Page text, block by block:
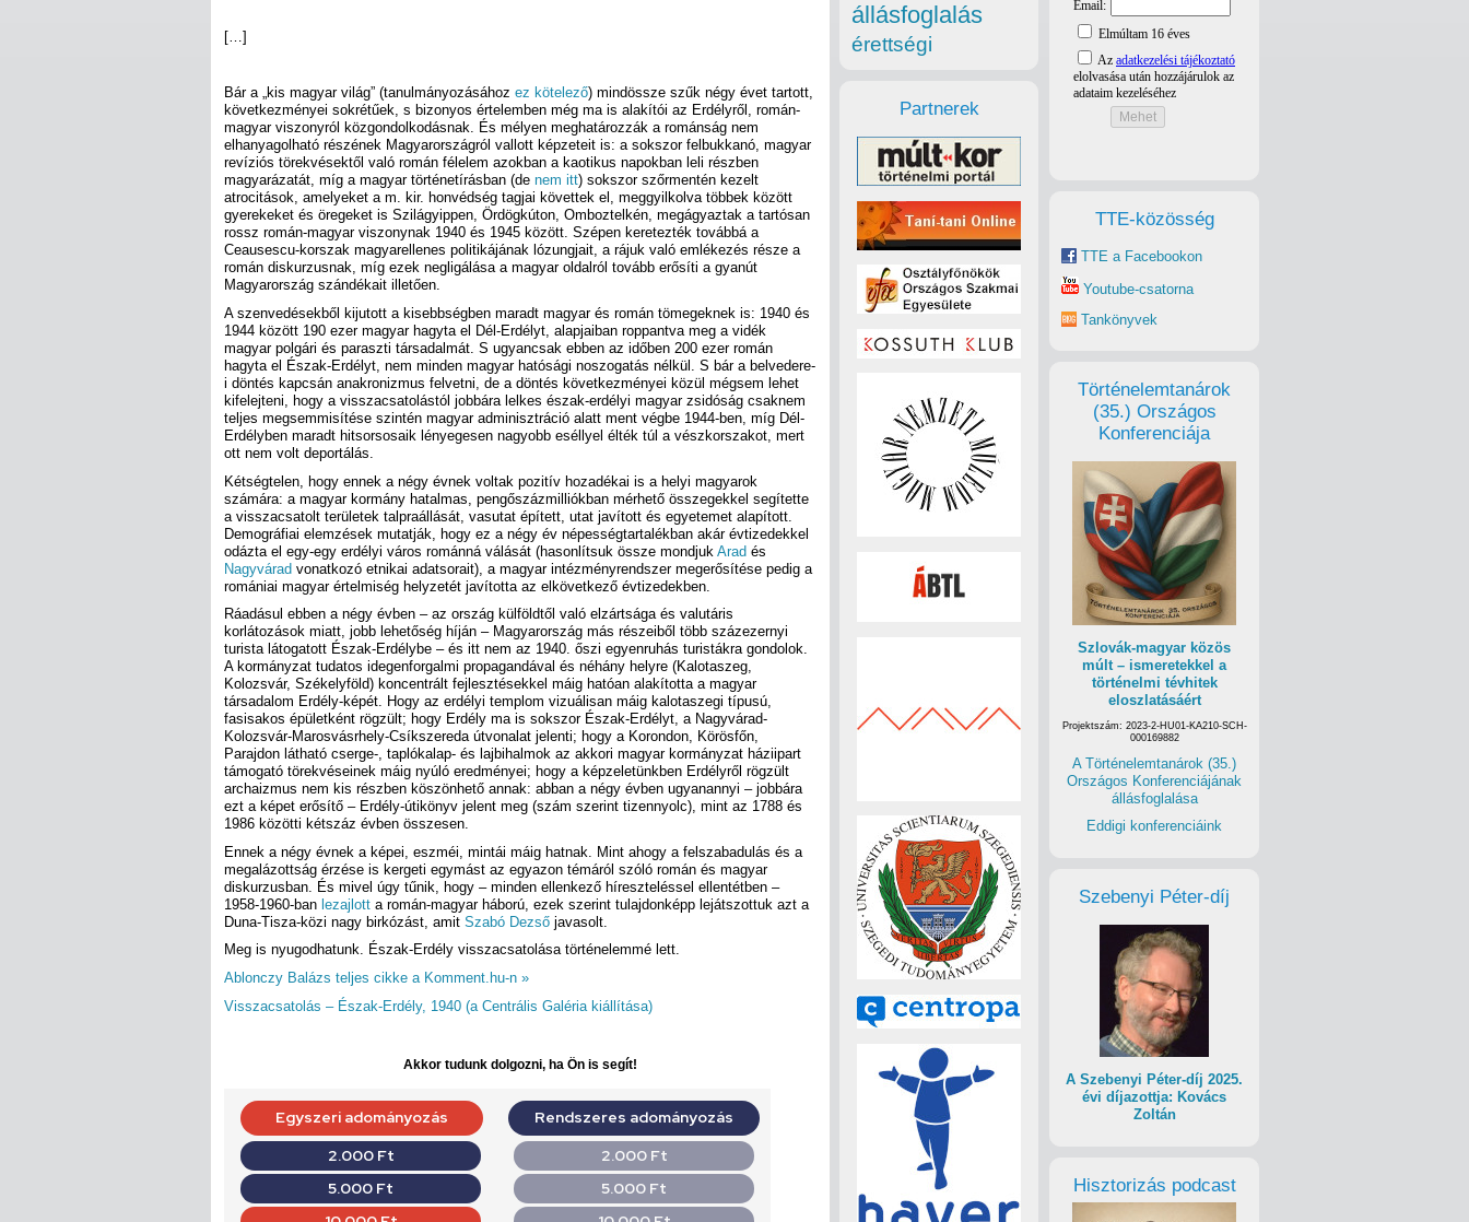
[…]
Bár a „kis magyar világ” (tanulmányozásához ez kötelező) mindössze szűk négy évet tartott,
következményei sokrétűek, s bizonyos értelemben még ma is alakítói az Erdélyről, román-
magyar viszonyról közgondolkodásnak. És mélyen meghatározzák a románság nem
elhanyagolható részének Magyarországról vallott képzeteit is: a sokszor felbukkanó, magyar
revíziós törekvésektől való román félelem azokban a kaotikus napokban leli részben
magyarázatát, míg a magyar történetírásban (de nem itt) sokszor szőrmentén kezelt
atrocitások, amelyeket a m. kir. honvédség tagjai követtek el, meggyilkolva többek között
gyerekeket és öregeket is Szilágyippen, Ördögkúton, Omboztelkén, megágyaztak a tartósan
rossz román-magyar viszonynak 1940 és 1945 között. Szépen keretezték továbbá a
Ceausescu-korszak magyarellenes politikájának lózungjait, a rájuk való emlékezés része a
román diskurzusnak, míg ezek negligálása a magyar oldalról tovább erősíti a gyanút
Magyarország szándékait illetően.
A szenvedésekből kijutott a kisebbségben maradt magyar és román tömegeknek is: 1940 és
1944 között 190 ezer magyar hagyta el Dél-Erdélyt, alapjaiban roppantva meg a vidék
magyar polgári és paraszti társadalmát. S ugyancsak ebben az időben 200 ezer román
hagyta el Észak-Erdélyt, nem minden magyar hatósági noszogatás nélkül. S bár a belvedere-
i döntés kapcsán anakronizmus felvetni, de a döntés következményei közül mégsem lehet
kifelejteni, hogy a visszacsatolástól jobbára lelkes észak-erdélyi magyar zsidóság csaknem
teljes megsemmisítése szintén magyar adminisztráció alatt ment végbe 1944-ben, míg Dél-
Erdélyben maradt hitsorsosaik lényegesen nagyobb eséllyel élték túl a vészkorszakot, mert
ott nem volt deportálás.
Kétségtelen, hogy ennek a négy évnek voltak pozitív hozadékai is a helyi magyarok
számára: a magyar kormány hatalmas, pengőszázmilliókban mérhető összegekkel segítette
a visszacsatolt területek talpraállását, vasutat épített, utat javított és egyetemet alapított.
Demográfiai elemzések mutatják, hogy ez a négy év népességtartalékban akár évtizedekkel
odázta el egy-egy erdélyi város románná válását (hasonlítsuk össze mondjuk Arad és
Nagyvárad vonatkozó etnikai adatsorait), a magyar intézményrendszer megerősítése pedig a
romániai magyar értelmiség helyzetét javította az elkövetkező évtizedekben.
Ráadásul ebben a négy évben – az ország külföldtől való elzártsága és valutáris
korlátozások miatt, jobb lehetőség híján – Magyarország más részeiből több százezernyi
turista látogatott Észak-Erdélybe – és itt nem az 1940. őszi egyenruhás turistákra gondolok.
A kormányzat tudatos idegenforgalmi propagandával és néhány helyre (Kalotaszeg,
Kolozsvár, Székelyföld) koncentrált fejlesztésekkel máig hatóan alakította a magyar
társadalom Erdély-képét. Hogy az erdélyi templom vizuálisan máig kalotaszegi típusú,
fasisakos épületként rögzült; hogy Erdély ma is sokszor Észak-Erdélyt, a Nagyvárad-
Kolozsvár-Marosvásrhely-Csíkszereda útvonalat jelenti; hogy a Korondon, Körösfőn,
Parajdon látható cserge-, taplókalap- és lajbihalmok az akkori magyar kormányzat háziipart
támogató törekvéseinek máig nyúló eredményei; hogy a képzeletünkben Erdélyről rögzült
archaizmus nem kis részben köszönhető annak: abban a négy évben ugyanannyi – jobbára
ezt a képet erősítő – Erdély-útikönyv jelent meg (szám szerint tizennyolc), mint az 1788 és
1986 közötti kétszáz évben összesen.
Ennek a négy évnek a képei, eszméi, mintái máig hatnak. Mint ahogy a felszabadulás és a
megalázottság érzése is kergeti egymást az egyazon témáról szóló román és magyar
diskurzusban. És mivel úgy tűnik, hogy – minden ellenkező híreszteléssel ellentétben –
1958-1960-ban lezajlott a román-magyar háború, ezek szerint tulajdonképp lejátszottuk azt a
Duna-Tisza-közi nagy birkózást, amit Szabó Dezső javasolt.
Meg is nyugodhatunk. Észak-Erdély visszacsatolása történelemmé lett.
Ablonczy Balázs teljes cikke a Komment.hu-n »
Visszacsatolás – Észak-Erdély, 1940 (a Centrális Galéria kiállítása)
Akkor tudunk dolgozni, ha Ön is segít!
TTE-közösség
TTE a Facebookon
Youtube-csatorna
Tankönyvek
Történelemtanárok
(35.) Országos
Konferenciája
Szlovák-magyar közös
múlt – ismeretekkel a
történelmi tévhitek
eloszlatásáért
Projektszám: 2023-2-HU01-KA210-SCH-
000169882
A Történelemtanárok (35.)
Országos Konferenciájának
állásfoglalása
Eddigi konferenciáink
Szebenyi Péter-díj
A Szebenyi Péter-díj 2025.
évi díjazottja: Kovács
Zoltán
Hisztorizás podcast
állásfoglalás
érettségi
Partnerek